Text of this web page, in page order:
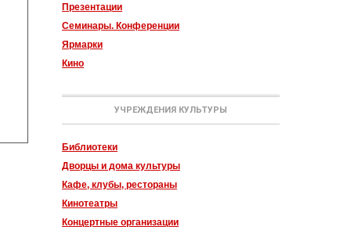
Презентации
Семинары. Конференции
Ярмарки
Кино
УЧРЕЖДЕНИЯ КУЛЬТУРЫ
Библиотеки
Дворцы и дома культуры
Кафе, клубы, рестораны
Кинотеатры
Концертные организации